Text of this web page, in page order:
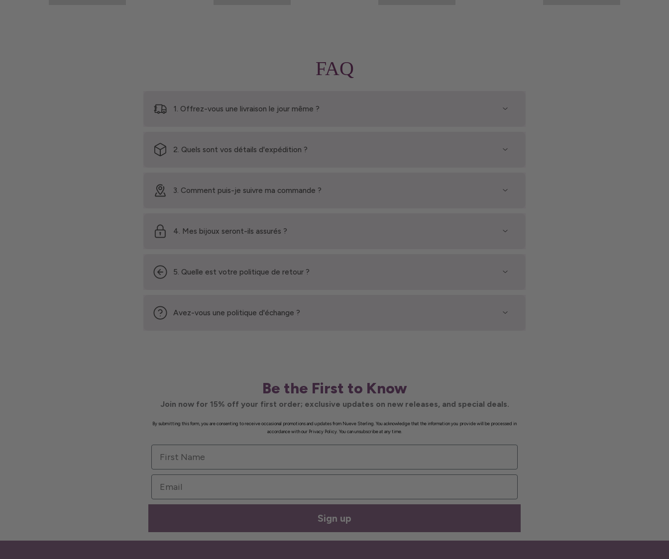
FAQ
1. Offrez-vous une livraison le jour même ?
2. Quels sont vos détails d'expédition ?
3. Comment puis-je suivre ma commande ?
4. Mes bijoux seront-ils assurés ?
5. Quelle est votre politique de retour ?
Avez-vous une politique d'échange ?
Be the First to Know
Join now for 15% off your first order; exclusive updates on new releases, and special deals.
By submitting this form, you are consenting to receive occasional promotions and updates from Nueve Sterling. You acknowledge that the information you provide will be processed in
accordance with our Privacy Policy. You can unsubscribe at any time.
First Name
Email
Sign up